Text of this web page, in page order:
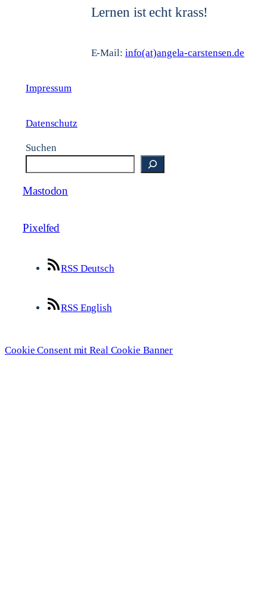
Lernen ist echt krass!
E-Mail: info(at)angela-carstensen.de
Impressum
Datenschutz
Suchen
Mastodon
Pixelfed
RSS Deutsch
RSS English
Cookie Consent mit Real Cookie Banner